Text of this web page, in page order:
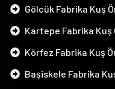
Gölcük Fabrika Kuş
Kartepe Fabrika Kuş
Körfez Fabrika Kuş
Başiskele Fabrika